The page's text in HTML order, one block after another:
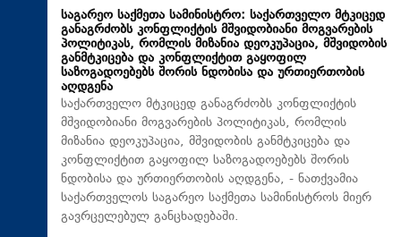
საგარეო საქმეთა სამინისტრო: საქართველო მტკიცედ
განაგრძობს კონფლიქტის მშვიდობიანი მოგვარების
პოლიტიკას, რომლის მიზანია დეოკუპაცია, მშვიდობის
განმტკიცება და კონფლიქტით გაყოფილ
საზოგადოებებს შორის ნდობისა და ურთიერთობის
აღდგენა
საქართველო მტკიცედ განაგრძობს კონფლიქტის
მშვიდობიანი მოგვარების პოლიტიკას, რომლის
მიზანია დეოკუპაცია, მშვიდობის განმტკიცება და
კონფლიქტით გაყოფილ საზოგადოებებს შორის
ნდობისა და ურთიერთობის აღდგენა, - ნათქვამია
საქართველოს საგარეო საქმეთა სამინისტროს მიერ
გავრცელებულ განცხადებაში.